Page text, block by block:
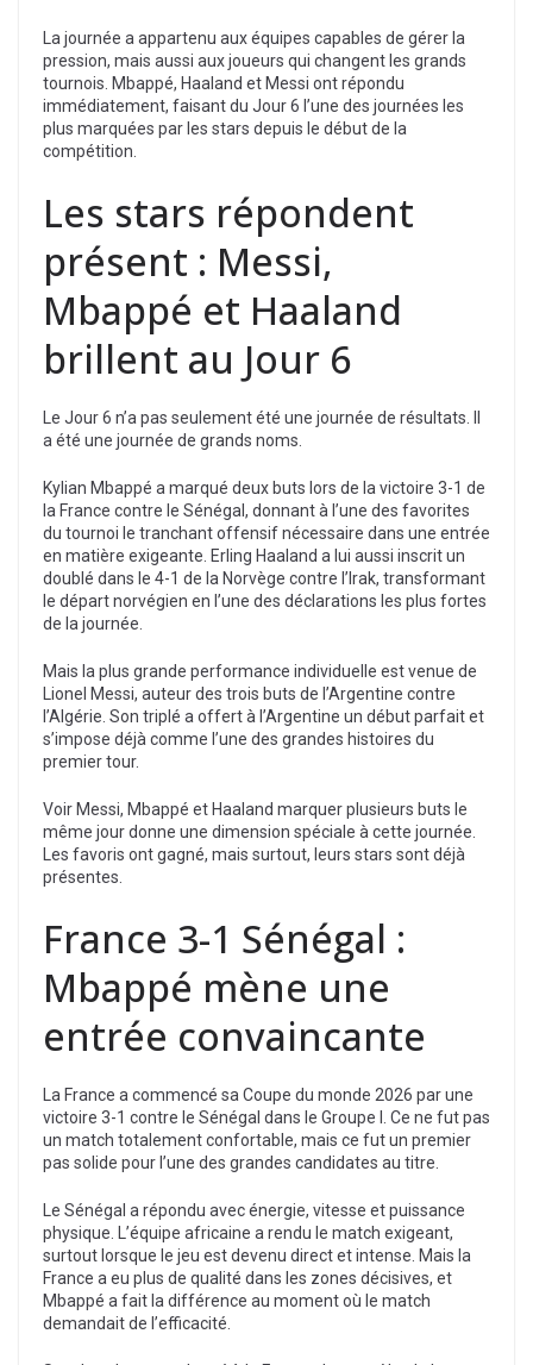
La journée a appartenu aux équipes capables de gérer la
pression, mais aussi aux joueurs qui changent les grands
tournois. Mbappé, Haaland et Messi ont répondu
immédiatement, faisant du Jour 6 l’une des journées les
plus marquées par les stars depuis le début de la
compétition.
Les stars répondent
présent : Messi,
Mbappé et Haaland
brillent au Jour 6
Le Jour 6 n’a pas seulement été une journée de résultats. Il
a été une journée de grands noms.
Kylian Mbappé a marqué deux buts lors de la victoire 3-1 de
la France contre le Sénégal, donnant à l’une des favorites
du tournoi le tranchant offensif nécessaire dans une entrée
en matière exigeante. Erling Haaland a lui aussi inscrit un
doublé dans le 4-1 de la Norvège contre l’Irak, transformant
le départ norvégien en l’une des déclarations les plus fortes
de la journée.
Mais la plus grande performance individuelle est venue de
Lionel Messi, auteur des trois buts de l’Argentine contre
l’Algérie. Son triplé a offert à l’Argentine un début parfait et
s’impose déjà comme l’une des grandes histoires du
premier tour.
Voir Messi, Mbappé et Haaland marquer plusieurs buts le
même jour donne une dimension spéciale à cette journée.
Les favoris ont gagné, mais surtout, leurs stars sont déjà
présentes.
France 3-1 Sénégal :
Mbappé mène une
entrée convaincante
La France a commencé sa Coupe du monde 2026 par une
victoire 3-1 contre le Sénégal dans le Groupe I. Ce ne fut pas
un match totalement confortable, mais ce fut un premier
pas solide pour l’une des grandes candidates au titre.
Le Sénégal a répondu avec énergie, vitesse et puissance
physique. L’équipe africaine a rendu le match exigeant,
surtout lorsque le jeu est devenu direct et intense. Mais la
France a eu plus de qualité dans les zones décisives, et
Mbappé a fait la différence au moment où le match
demandait de l’efficacité.